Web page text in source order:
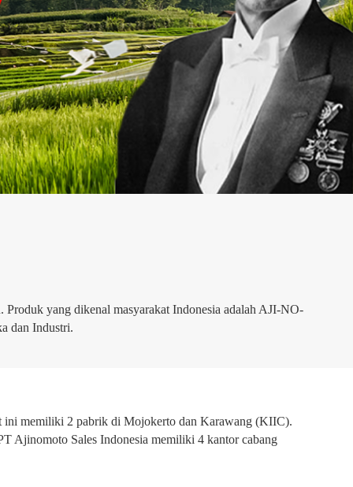
Produk yang dikenal masyarakat Indonesia adalah AJI-NO-
dan Industri.
ini memiliki 2 pabrik di Mojokerto dan Karawang (KIIC).
Ajinomoto Sales Indonesia memiliki 4 kantor cabang